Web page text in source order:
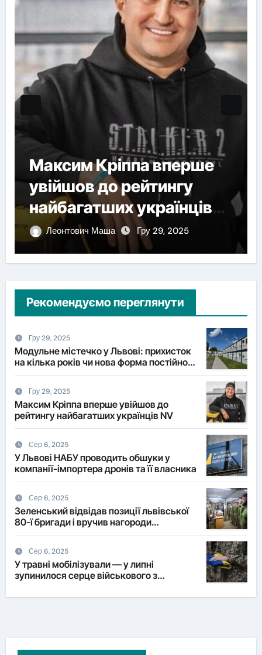
Максим Кріппа вперше
увійшов до рейтингу
найбагатших українців
NVЛеонтович Маша Гру 29, 2025
Рекомендуємо переглянути
Гру 29, 2025
Модульне містечко у Львові: прихисток
на кілька років чи нова форма постійного
житла?
Гру 29, 2025
Максим Кріппа вперше увійшов до
рейтингу найбагатших українців NV
Сер 6, 2025
У Львові НАБУ проводить обшуки у
компанії-імпортера дронів та її власника
Сер 6, 2025
Зеленський відвідав позиції львівської
80-ї бригади і вручив нагороди
військовим
Сер 6, 2025
У травні мобілізували — у липні
зупинилося серце військового з